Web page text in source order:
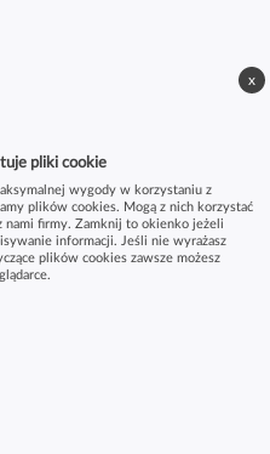
pliki cookie
wygody w korzystaniu z
plików cookies. Mogą z nich korzystać
nami firmy. Zamknij to okienko jeżeli
informacji. Jeśli nie wyrażasz
plików cookies zawsze możesz
x